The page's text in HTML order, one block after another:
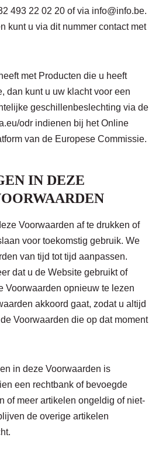
493 22 02 20 of via info@info.be.
kunt u via dit nummer contact met
met Producten die u heeft
dan kunt u uw klacht voor een
geschillenbeslechting via de
odr indienen bij het Online
van de Europese Commissie.
IN DEZE
Voorwaarden af te drukken of
voor toekomstig gebruik. We
van tijd tot tijd aanpassen.
dat u de Website gebruikt of
Voorwaarden opnieuw te lezen
akkoord gaat, zodat u altijd
Voorwaarden die op dat moment
in deze Voorwaarden is
een rechtbank of bevoegde
of meer artikelen ongeldig of niet-
de overige artikelen